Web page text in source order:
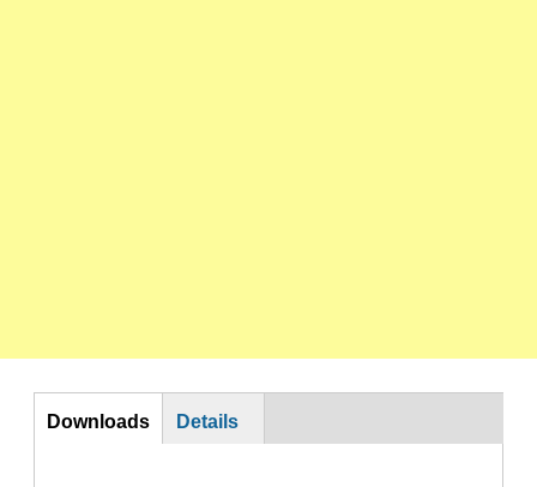
DL
Downloads Details